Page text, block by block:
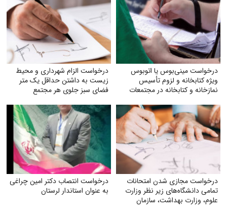
درخواست مینی‌بوس یا اتوبوس
ویژه کتابخانه و لزوم تأسیس
نمازخانه و کتابخانه در مجتمعات
درخواست الزام شهرداری و محیط
زیست به داشتن حداقل یک متر
فضای سبز جلوی هر مجتمع
درخواست مجازی شدن امتحانات
تمامی دانشگاه‌های زیر نظر وزارت
علوم‌، وزارت بهداشت، سازمان
درخواست انتصاب دکتر امین چراغی
به عنوان استاندار لرستان